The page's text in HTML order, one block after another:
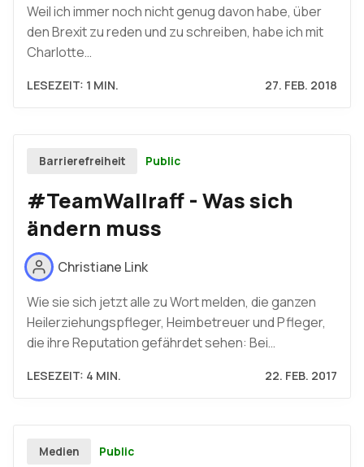
Weil ich immer noch nicht genug davon habe, über
den Brexit zu reden und zu schreiben, habe ich mit
Charlotte…
LESEZEIT: 1 MIN. 27. FEB. 2018
Barrierefreiheit Public
#TeamWallraff - Was sich
ändern muss
Christiane Link
Wie sie sich jetzt alle zu Wort melden, die ganzen
Heilerziehungspfleger, Heimbetreuer und Pfleger,
die ihre Reputation gefährdet sehen: Bei…
LESEZEIT: 4 MIN. 22. FEB. 2017
Medien Public